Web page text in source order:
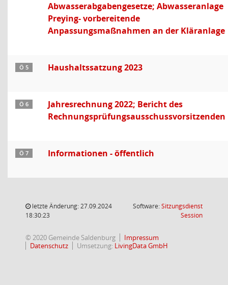
Abwasserabgabengesetze; Abwasseranlage
Preying- vorbereitende
Anpassungsmaßnahmen an der Kläranlage
Ö 5 Haushaltssatzung 2023
Ö 6
Jahresrechnung 2022; Bericht des
Rechnungsprüfungsausschussvorsitzenden
Ö 7 Informationen - öffentlich
letzte Änderung: 27.09.2024
18:30:23
Software:Sitzungsdienst
Session(Wird in
© 2020 Gemeinde Saldenburg
Impressum
Datenschutz
Umsetzung: LivingData GmbH